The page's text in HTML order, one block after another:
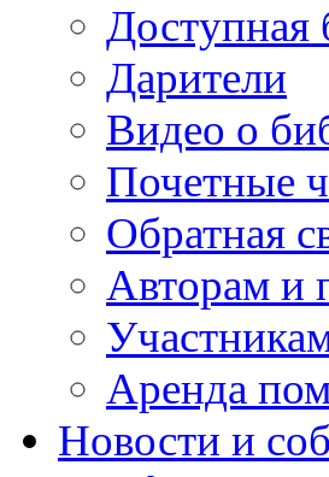
Доступная
Дарители
Видео о
Почетные
Обратная
Авторам и
Аренда
Новости и